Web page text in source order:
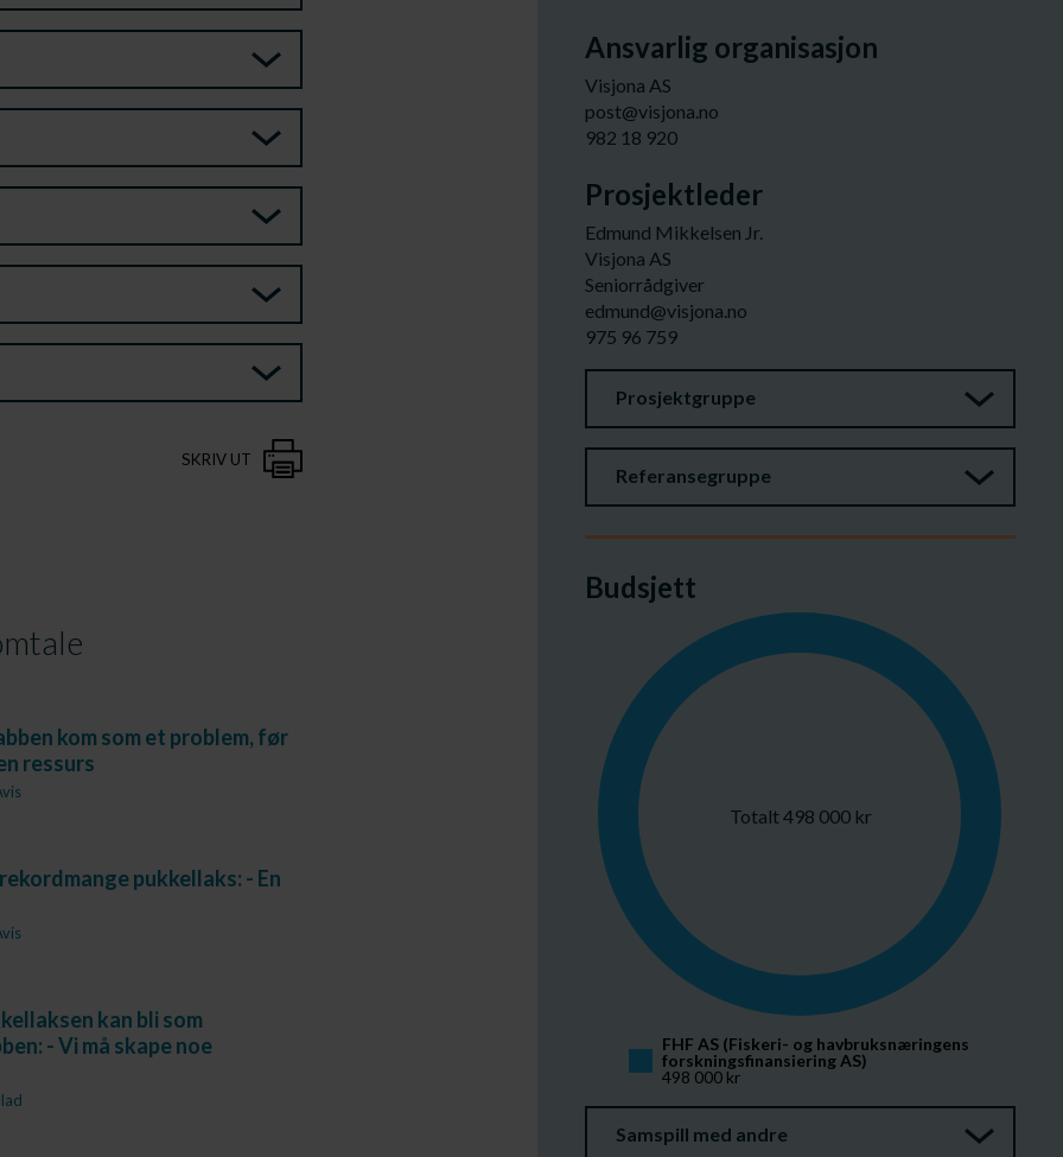
SKRIV UT
kom som et problem, før
ressurs
pukkellaks: - En
kan bli som
- Vi må skape noe
Ansvarlig organisasjon
Visjona AS
post@visjona.no
982 18 920
Prosjektleder
Edmund Mikkelsen Jr.
Visjona AS
Seniorrådgiver
edmund@visjona.no
975 96 759
Prosjektgruppe
Referansegruppe
Budsjett
Totalt 498 000 kr
FHF AS (Fiskeri- og havbruksnæringens
forskningsfinansiering AS)
498 000 kr
Samspill med andre